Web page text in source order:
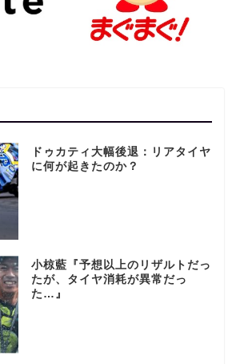
ドゥカティ大幅後退：リアタイヤ
に何が起きたのか？
小椋藍『予想以上のリザルトだっ
たが、タイヤ消耗が異常だっ
た…』